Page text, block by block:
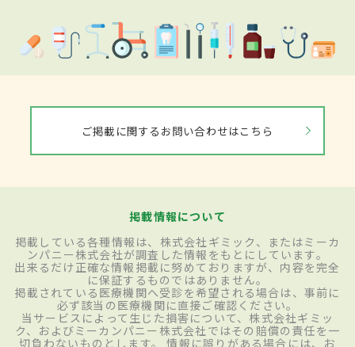
ご掲載に関するお問い合わせはこちら
掲載情報について
掲載している各種情報は、株式会社ギミック、またはミーカ
ンパニー株式会社が調査した情報をもとにしています。
出来るだけ正確な情報掲載に努めておりますが、内容を完全
に保証するものではありません。
掲載されている医療機関へ受診を希望される場合は、事前に
必ず該当の医療機関に直接ご確認ください。
当サービスによって生じた損害について、株式会社ギミッ
ク、およびミーカンパニー株式会社ではその賠償の責任を一
切負わないものとします。 情報に誤りがある場合には、お